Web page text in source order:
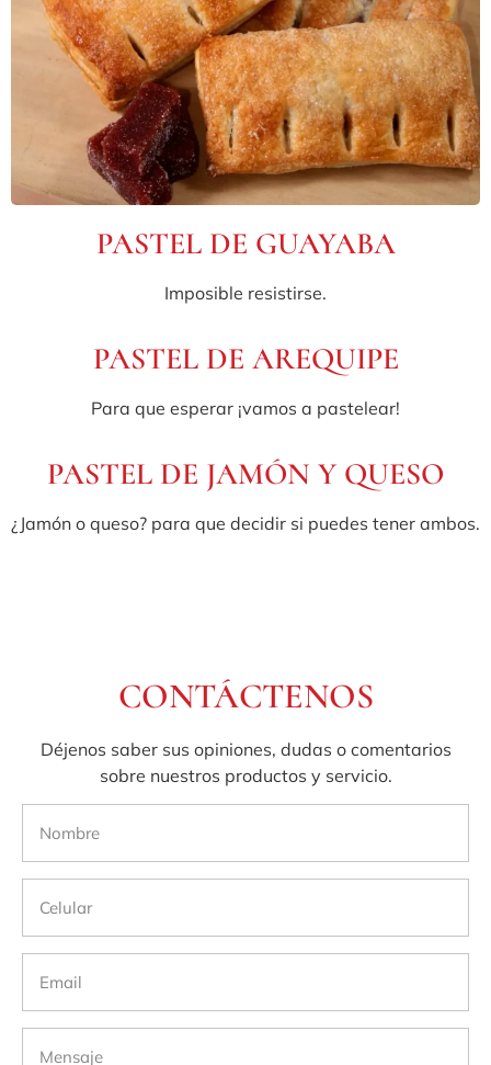
PASTEL DE GUAYABA
Imposible resistirse.
PASTEL DE AREQUIPE
Para que esperar ¡vamos a pastelear!
PASTEL DE JAMÓN Y QUESO
¿Jamón o queso? para que decidir si puedes tener ambos.
CONTÁCTENOS
Déjenos saber sus opiniones, dudas o comentarios
sobre nuestros productos y servicio.